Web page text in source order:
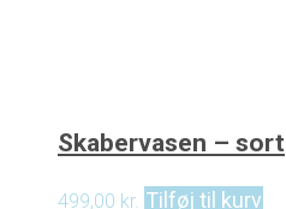
Skabervasen – sort
499,00 kr. Tilføj til kurv